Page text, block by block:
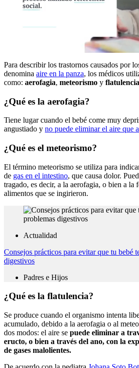
seconds
of
41
seconds
Para describir los trastornos causados por
denomina aire en la panza, los médicos
como: aerofagia, meteorismo y flatulencia
¿Qué es la aerofagia?
Tiene lugar cuando el bebé come muy
angustiado y no puede eliminar el aire que
¿Qué es el meteorismo?
El término meteorismo se utiliza para
de gas en el intestino, que causa dolor.
tragado, es decir, a la aerofagia, o bien a la
alimentos que se ingirieron.
Actualidad
Consejos prácticos para evitar que tu bebé
digestivos
Padres e Hijos
¿Qué es la flatulencia?
Se produce cuando el organismo intenta
acumulado, debido a la aerofagia o al
dos modos: el aire se puede eliminar a
eructo, o bien a través del ano, con la
de gases malolientes.